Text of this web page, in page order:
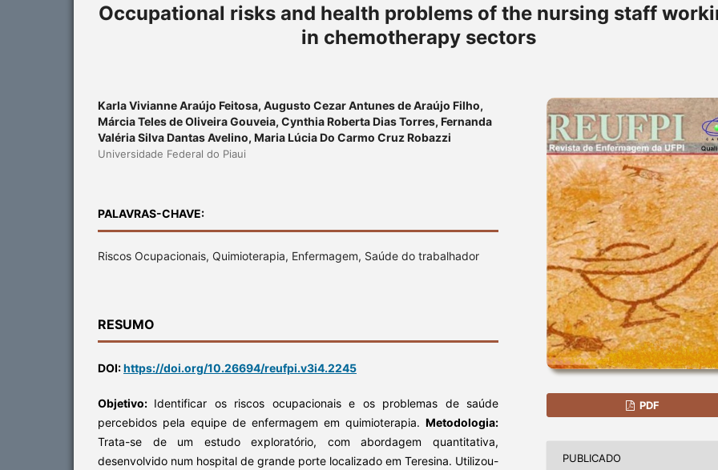
Occupational risks and health problems of the nursing staff
in chemotherapy sectors
Karla Vivianne Araújo Feitosa, Augusto Cezar Antunes de Araújo Filho,
Márcia Teles de Oliveira Gouveia, Cynthia Roberta Dias Torres, Fernanda
Valéria Silva Dantas Avelino, Maria Lúcia Do Carmo Cruz Robazzi
Universidade Federal do Piaui
PALAVRAS-CHAVE:
Riscos Ocupacionais, Quimioterapia, Enfermagem, Saúde do trabalhador
RESUMO
DOI:https://doi.org/10.26694/reufpi.v3i4.2245
Objetivo: Identificar os riscos ocupacionais e os problemas de saúde
percebidos pela equipe de enfermagem em quimioterapia. Metodologia:
Trata-se de um estudo exploratório, com abordagem quantitativa,
desenvolvido num hospital de grande porte localizado em Teresina. Utilizou-
PDF
PUBLICADO